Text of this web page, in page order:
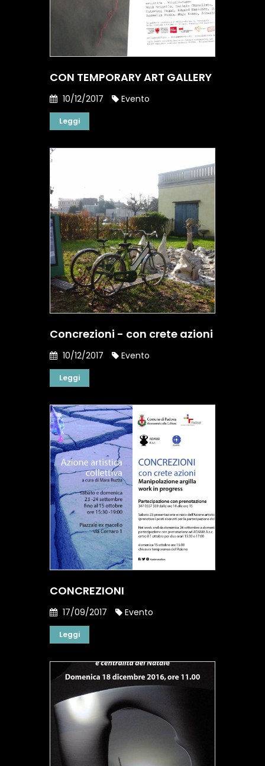
CON TEMPORARY ART GALLERY
10/12/2017 Evento
Leggi
Concrezioni - con crete azioni
10/12/2017 Evento
Leggi
CONCREZIONI
17/09/2017 Evento
Leggi